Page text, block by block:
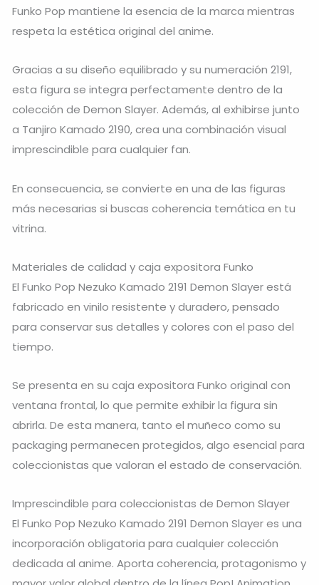
Funko Pop mantiene la esencia de la marca mientras
respeta la estética original del anime.
Gracias a su diseño equilibrado y su numeración 2191,
esta figura se integra perfectamente dentro de la
colección de Demon Slayer. Además, al exhibirse junto
a Tanjiro Kamado 2190, crea una combinación visual
imprescindible para cualquier fan.
En consecuencia, se convierte en una de las figuras
más necesarias si buscas coherencia temática en tu
vitrina.
Materiales de calidad y caja expositora Funko
El Funko Pop Nezuko Kamado 2191 Demon Slayer está
fabricado en vinilo resistente y duradero, pensado
para conservar sus detalles y colores con el paso del
tiempo.
Se presenta en su caja expositora Funko original con
ventana frontal, lo que permite exhibir la figura sin
abrirla. De esta manera, tanto el muñeco como su
packaging permanecen protegidos, algo esencial para
coleccionistas que valoran el estado de conservación.
Imprescindible para coleccionistas de Demon Slayer
El Funko Pop Nezuko Kamado 2191 Demon Slayer es una
incorporación obligatoria para cualquier colección
dedicada al anime. Aporta coherencia, protagonismo y